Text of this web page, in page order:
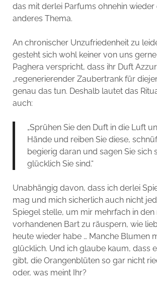
das mit derlei Parfums ohnehin wieder
anderes Thema.
An chronischer Unzufriedenheit zu
gesteht sich wohl keiner von uns gerne
Paghera verspricht, dass ihr Duft
„regenerierender Zaubertrank für
genau das tun. Deshalb lautet das
auch:
„Sprühen Sie den Duft in die Luft
Hände und reiben Sie diese,
begierig daran und sagen Sie sich
glücklich Sie sind.“
Unabhängig davon, dass ich derlei
mag und mich sicherlich auch nicht
Spiegel stelle, um mir mehrfach in den
vorhandenen Bart zu räuspern, wie
heute wieder habe … Manche Blumen
glücklich. Und ich glaube kaum, dass
gibt, die Orangenblüten so gar nicht
oder, was meint Ihr?